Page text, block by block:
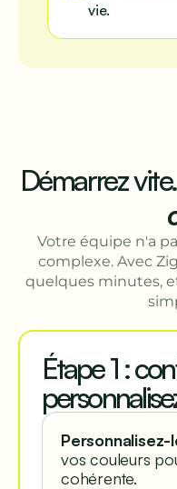
vie.
Démarrez vite.
Votre équipe n'a
complexe. Avec
quelques minutes,
Étape 1 :
Personnalisez-
vos couleurs
cohérente.